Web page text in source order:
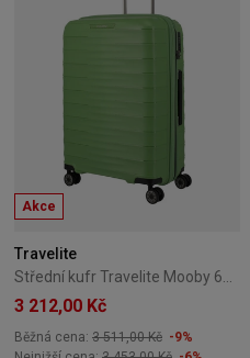
Akce
Travelite
3 212,00 Kč
Běžná cena: 3 511,00 Kč -9%